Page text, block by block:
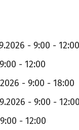
- 9:00 - 12:00
- 12:00
- 9:00 - 18:00
- 9:00 - 12:00
- 12:00